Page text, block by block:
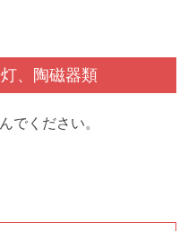
、陶磁器類
でください。